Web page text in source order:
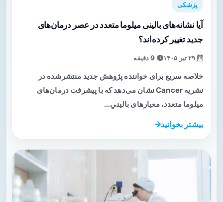
پزشکی
آیا نشانه‌های بالینی میلوما متعدد در عصر درمان‌های
جدید تغییر کرده‌اند؟
خلاصه سریع برای خواننده پژوهش جدید منتشرشده در
نشریه Cancer نشان می‌دهد که با پیشرفت درمان‌های
میلوما متعدد، معیارهای بالینیِ…
بیشتر بخوانید